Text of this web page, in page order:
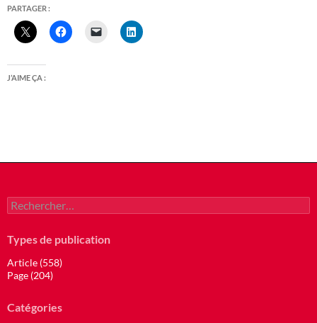
PARTAGER :
J’AIME ÇA :
Rechercher :
Types de publication
Article (558)
Page (204)
Catégories